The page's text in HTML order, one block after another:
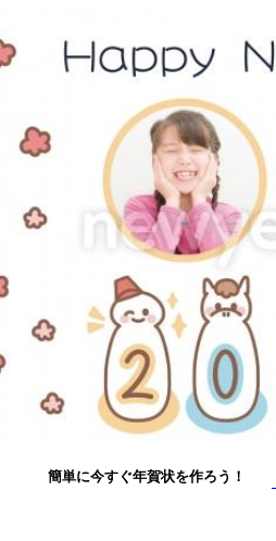
簡単に今すぐ年賀状を作ろう！